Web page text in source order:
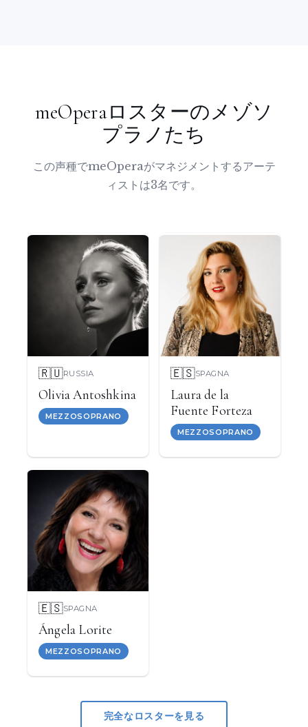
meOperaロスターのメゾソ
プラノたち
この声種でmeOperaがマネジメントするアーテ
ィストは3名です。
🇷🇺RUSSIA
Olivia Antoshkina
MEZZOSOPRANO
🇪🇸SPAGNA
Laura de la
Fuente Forteza
MEZZOSOPRANO
🇪🇸SPAGNA
Ángela Lorite
MEZZOSOPRANO
完全なロスターを見る